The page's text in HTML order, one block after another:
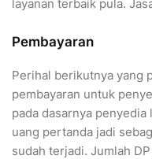
layanan terbaik pula.
Pembayaran
Perihal berikutnya yang
pembayaran untuk
pada dasarnya penyedia
uang pertanda jadi
sudah terjadi. Jumlah